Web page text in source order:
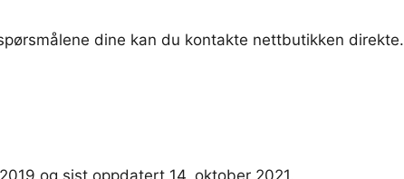
dine kan du kontakte nettbutikken direkte.
og sist oppdatert 14. oktober 2021.